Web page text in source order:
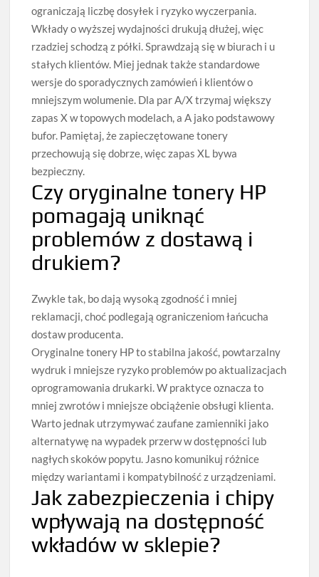
ograniczają liczbę dosyłek i ryzyko wyczerpania.
Wkłady o wyższej wydajności drukują dłużej, więc
rzadziej schodzą z półki. Sprawdzają się w biurach i u
stałych klientów. Miej jednak także standardowe
wersje do sporadycznych zamówień i klientów o
mniejszym wolumenie. Dla par A/X trzymaj większy
zapas X w topowych modelach, a A jako podstawowy
bufor. Pamiętaj, że zapieczętowane tonery
przechowują się dobrze, więc zapas XL bywa
bezpieczny.
Czy oryginalne tonery HP
pomagają uniknąć
problemów z dostawą i
drukiem?
Zwykle tak, bo dają wysoką zgodność i mniej
reklamacji, choć podlegają ograniczeniom łańcucha
dostaw producenta.
Oryginalne tonery HP to stabilna jakość, powtarzalny
wydruk i mniejsze ryzyko problemów po aktualizacjach
oprogramowania drukarki. W praktyce oznacza to
mniej zwrotów i mniejsze obciążenie obsługi klienta.
Warto jednak utrzymywać zaufane zamienniki jako
alternatywę na wypadek przerw w dostępności lub
nagłych skoków popytu. Jasno komunikuj różnice
między wariantami i kompatybilność z urządzeniami.
Jak zabezpieczenia i chipy
wpływają na dostępność
wkładów w sklepie?